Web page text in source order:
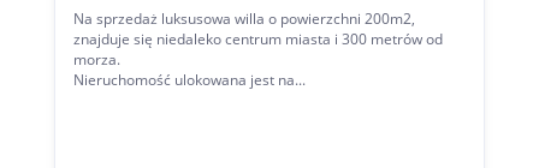
Na sprzedaż luksusowa willa o powierzchni 200m2,
znajduje się niedaleko centrum miasta i 300 metrów od
morza.
Nieruchomość ulokowana jest na...